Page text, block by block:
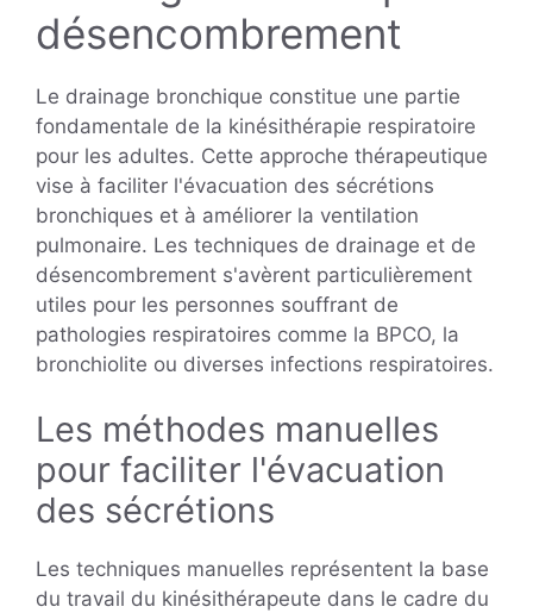
désencombrement
Le drainage bronchique constitue une partie
fondamentale de la kinésithérapie respiratoire
pour les adultes. Cette approche thérapeutique
vise à faciliter l'évacuation des sécrétions
bronchiques et à améliorer la ventilation
pulmonaire. Les techniques de drainage et de
désencombrement s'avèrent particulièrement
utiles pour les personnes souffrant de
pathologies respiratoires comme la BPCO, la
bronchiolite ou diverses infections respiratoires.
Les méthodes manuelles
pour faciliter l'évacuation
des sécrétions
Les techniques manuelles représentent la base
du travail du kinésithérapeute dans le cadre du